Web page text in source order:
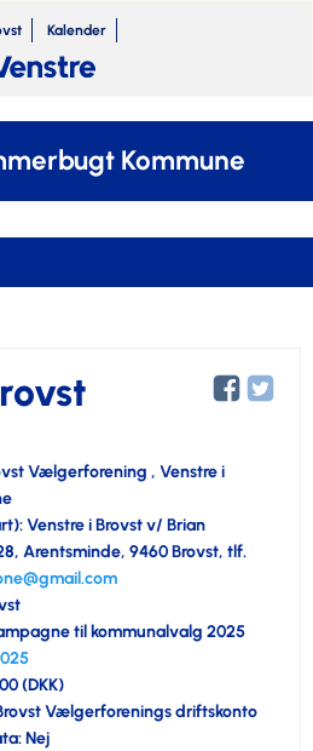
Kalender
Kommune
Vælgerforening , Venstre i
Venstre i Brovst v/ Brian
Arentsminde, 9460 Brovst, tlf.
til kommunalvalg 2025
(DKK)
Vælgerforenings driftskonto
Nej